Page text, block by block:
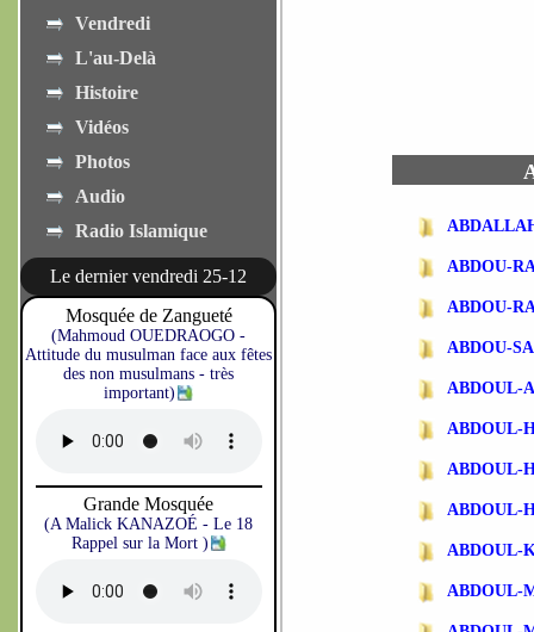
Vendredi
L'au-Delà
Histoire
Vidéos
Photos
Audio
Radio Islamique
Le dernier vendredi 25-12
Mosquée de Zangueté
(Mahmoud OUEDRAOGO -
Attitude du musulman face aux fêtes
des non musulmans - très
important)
Grande Mosquée
(A Malick KANAZOÉ - Le 18
Rappel sur la Mort )
ABDOU-
ABDOU-
ABDOU-
ABDOUL-
ABDOUL-
ABDOUL-
ABDOUL-
ABDOUL-
ABDOUL-